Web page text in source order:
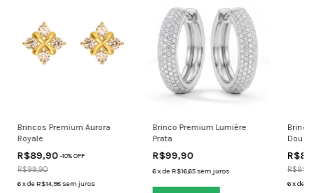
Brincos Premium Aurora
Royale
R$89,90-10% OFF
R$99,90
6xdeR$14,98sem juros
Brinco Premium Lumière
Prata
R$99,90
6xdeR$16,65 sem juros
Brinco
6xde